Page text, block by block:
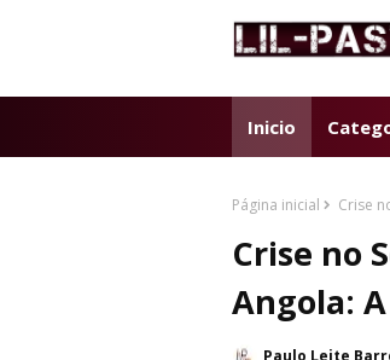
Inicio
Página inicial Crise
Crise no
Angola: